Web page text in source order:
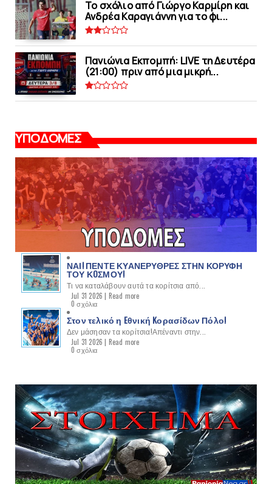
Το σχόλιο από Γιώργο Καρμίρη και
Ανδρέα Καραγιάννη για το φι...
Πανιώνια Εκπομπή: LIVE τη Δευτέρα
(21:00) πριν από μια μικρή...
ΥΠΟΔΟΜΕΣ
ΝΑΙ! ΠΕΝΤΕ ΚΥΑΝΕΡΥΘΡΕΣ ΣΤΗΝ ΚΟΡΥΦΗ
ΤΟΥ ΚOΣΜΟΥ!
Τι να καταλάβουν αυτά τα κορίτσια από...
Jul 31 2026 | Read more
0 σχόλια
Στον τελικό η Eθνική Kορασίδων Πόλο!
Δεν μάσησαν τα κορίτσια!Απέναντι στην...
Jul 31 2026 | Read more
0 σχόλια